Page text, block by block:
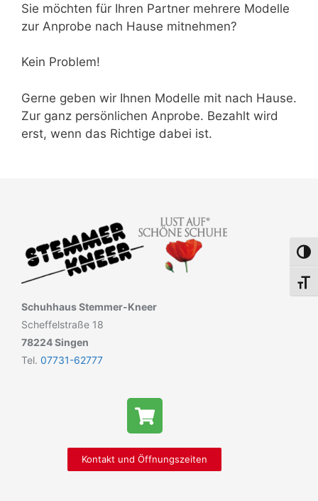
Sie möchten für Ihren Partner mehrere Modelle
zur Anprobe nach Hause mitnehmen?
Kein Problem!
Gerne geben wir Ihnen Modelle mit nach Hause.
Zur ganz persönlichen Anprobe. Bezahlt wird
erst, wenn das Richtige dabei ist.
Schuhhaus Stemmer-Kneer
Scheffelstraße 18
78224 Singen
Tel. 07731-62777
Kontakt und Öffnungszeiten